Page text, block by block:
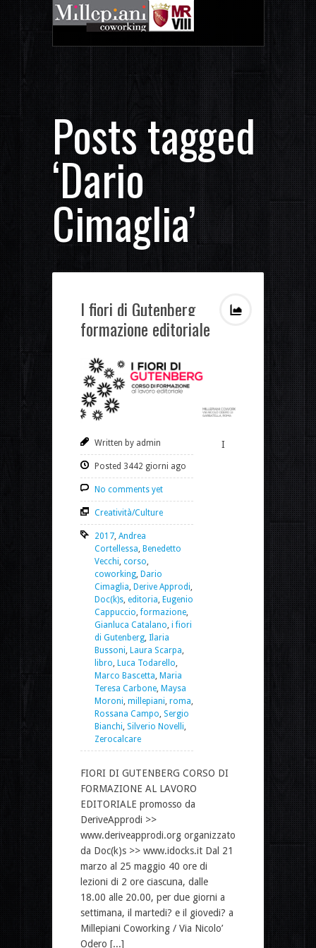
Posts tagged
‘Dario
Cimaglia’
I fiori di Gutenberg
formazione editoriale
Written by admin
Posted 3442 giorni ago
No comments yet
Creatività/Culture
2017 Andrea
Cortellessa Benedetto
Vecchi corso
coworking Dario
Cimaglia Derive Approdi
Doc(k)s editoria Eugenio
Cappuccio ,formazione
Gianluca Catalano i fiori
di Gutenberg Ilaria
Bussoni Laura Scarpa
libro Luca Todarello
Marco Bascetta Maria
Teresa Carbone Maysa
Moroni millepiani roma
Rossana Campo Sergio
Bianchi Silverio Novelli
Zerocalcare
I
FIORI DI GUTENBERG CORSO DI
FORMAZIONE AL LAVORO
EDITORIALE promosso da
DeriveApprodi >>
www.deriveapprodi.org organizzato
da Doc(k)s >> www.idocks.it Dal 21
marzo al 25 maggio 40 ore di
lezioni di 2 ore ciascuna, dalle
18.00 alle 20.00, per due giorni a
settimana, il martedi? e il giovedi? a
Millepiani Coworking / Via Nicolo’
Odero [...]